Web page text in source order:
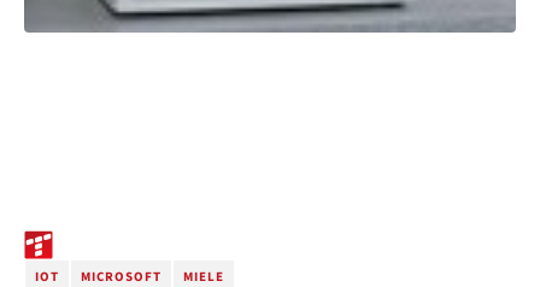
IOT MICROSOFT MIELE